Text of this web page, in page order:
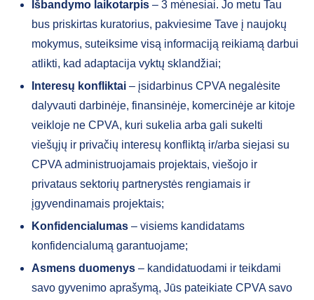
Išbandymo laikotarpis – 3 mėnesiai. Jo metu Tau
bus priskirtas kuratorius, pakviesime Tave į naujokų
mokymus, suteiksime visą informaciją reikiamą darbui
atlikti, kad adaptacija vyktų sklandžiai;
Interesų konfliktai – įsidarbinus CPVA negalėsite
dalyvauti darbinėje, finansinėje, komercinėje ar kitoje
veikloje ne CPVA, kuri sukelia arba gali sukelti
viešųjų ir privačių interesų konfliktą ir/arba siejasi su
CPVA administruojamais projektais, viešojo ir
privataus sektorių partnerystės rengiamais ir
įgyvendinamais projektais;
Konfidencialumas – visiems kandidatams
konfidencialumą garantuojame;
Asmens duomenys – kandidatuodami ir teikdami
savo gyvenimo aprašymą, Jūs pateikiate CPVA savo